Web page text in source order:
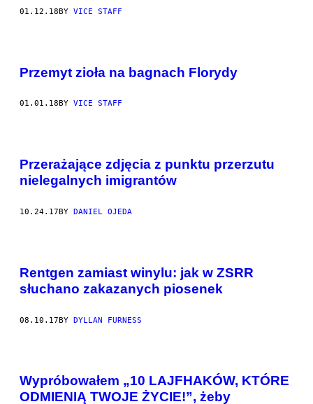
01.12.18BY VICE STAFF
Przemyt zioła na bagnach Florydy
01.01.18 BY VICE STAFF
Przerażające zdjęcia z punktu przerzutu
nielegalnych imigrantów
10.24.17BY DANIEL OJEDA
Rentgen zamiast winylu: jak w ZSRR
słuchano zakazanych piosenek
08.10.17BY DYLLAN FURNESS
Wypróbowałem „10 LAJFHAKÓW, KTÓRE
ODMIENIĄ TWOJE ŻYCIE!”, żeby